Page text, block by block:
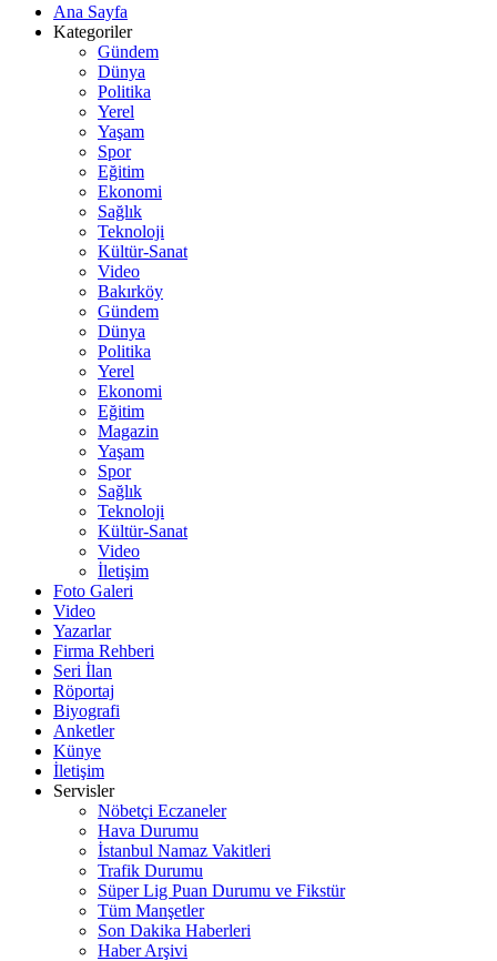
Ana Sayfa
Kategoriler
Gündem
Dünya
Politika
Yerel
Yaşam
Spor
Eğitim
Ekonomi
Sağlık
Teknoloji
Kültür-Sanat
Video
Bakırköy
Gündem
Dünya
Politika
Yerel
Ekonomi
Eğitim
Magazin
Yaşam
Spor
Sağlık
Teknoloji
Kültür-Sanat
Video
İletişim
Foto Galeri
Video
Yazarlar
Firma Rehberi
Seri İlan
Röportaj
Biyografi
Anketler
Künye
İletişim
Servisler
Nöbetçi Eczaneler
Hava Durumu
İstanbul Namaz Vakitleri
Trafik Durumu
Süper Lig Puan Durumu ve Fikstür
Tüm Manşetler
Son Dakika Haberleri
Haber Arşivi